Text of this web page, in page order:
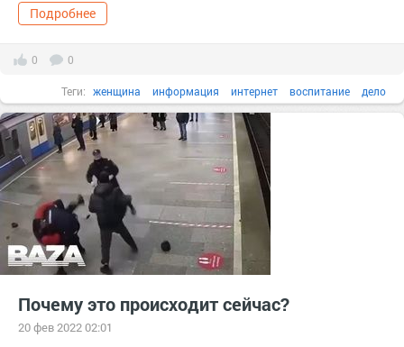
Подробнее
0 0
Теги: женщина информация интернет воспитание дело
Почему это происходит сейчас?
20 фев 2022 02:01